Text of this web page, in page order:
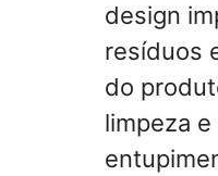
design
resíduos
do
limpeza